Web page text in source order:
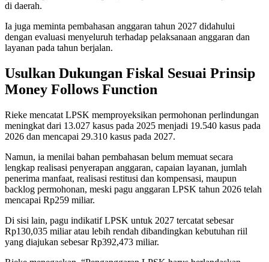
di daerah.
Ia juga meminta pembahasan anggaran tahun 2027 didahului
dengan evaluasi menyeluruh terhadap pelaksanaan anggaran dan
layanan pada tahun berjalan.
Usulkan Dukungan Fiskal Sesuai Prinsip
Money Follows Function
Rieke mencatat LPSK memproyeksikan permohonan perlindungan
meningkat dari 13.027 kasus pada 2025 menjadi 19.540 kasus pada
2026 dan mencapai 29.310 kasus pada 2027.
Namun, ia menilai bahan pembahasan belum memuat secara
lengkap realisasi penyerapan anggaran, capaian layanan, jumlah
penerima manfaat, realisasi restitusi dan kompensasi, maupun
backlog permohonan, meski pagu anggaran LPSK tahun 2026 telah
mencapai Rp259 miliar.
Di sisi lain, pagu indikatif LPSK untuk 2027 tercatat sebesar
Rp130,035 miliar atau lebih rendah dibandingkan kebutuhan riil
yang diajukan sebesar Rp392,473 miliar.